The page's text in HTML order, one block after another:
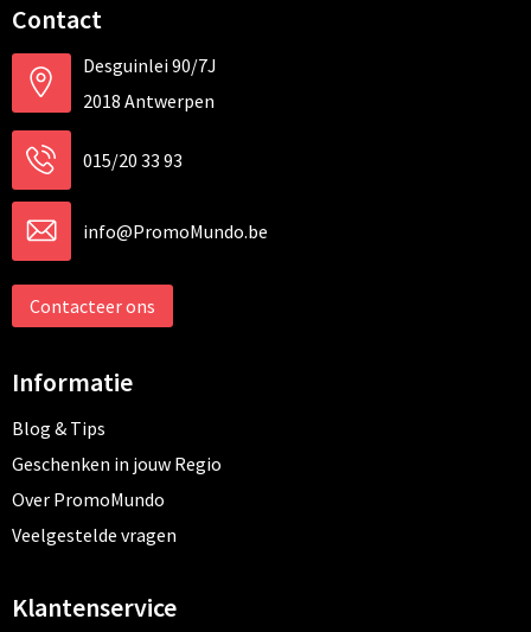
Contact
Desguinlei 90/7J
2018 Antwerpen
015/20 33 93
info@PromoMundo.be
Contacteer ons
Informatie
Blog & Tips
Geschenken in jouw Regio
Over PromoMundo
Veelgestelde vragen
Klantenservice